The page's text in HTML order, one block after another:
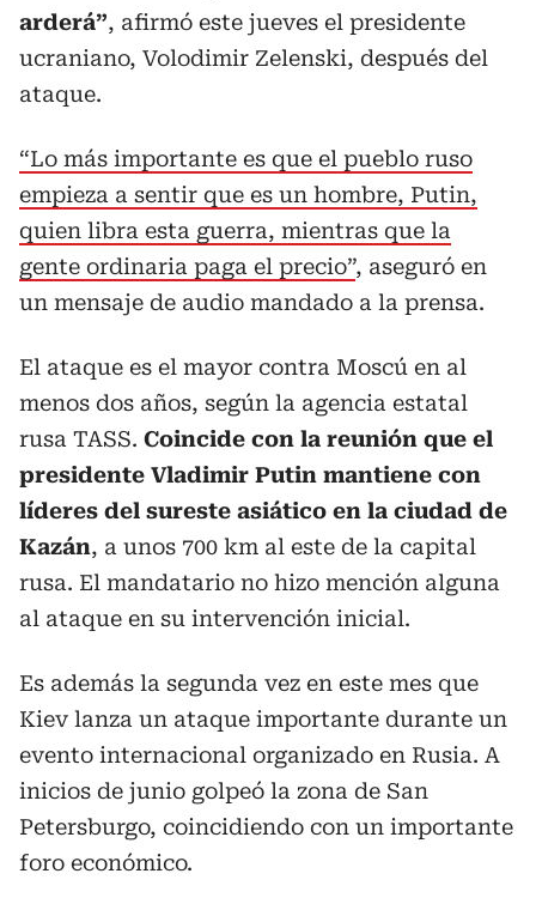
arderá”, afirmó este jueves el presidente
ucraniano, Volodimir Zelenski, después del
ataque.
“Lo más importante es que el pueblo ruso
empieza a sentir que es un hombre, Putin,
quien libra esta guerra, mientras que la
gente ordinaria paga el precio”, aseguró en
un mensaje de audio mandado a la prensa.
El ataque es el mayor contra Moscú en al
menos dos años, según la agencia estatal
rusa TASS. Coincide con la reunión que el
presidente Vladimir Putin mantiene con
líderes del sureste asiático en la ciudad de
Kazán, a unos 700 km al este de la capital
rusa. El mandatario no hizo mención alguna
al ataque en su intervención inicial.
Es además la segunda vez en este mes que
Kiev lanza un ataque importante durante un
evento internacional organizado en Rusia. A
inicios de junio golpeó la zona de San
Petersburgo, coincidiendo con un importante
foro económico.